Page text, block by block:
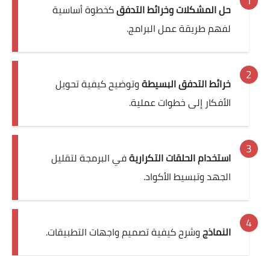
حل المشكلات وخرائط التدفقكخطوة أساسية
لفهم طريقة عمل البرامج.
خرائط التدفق البسيطةوتوضيح كيفية تحويل
الأفكار إلى خطوات عملية.
استخدام الحلقات التكراريةفي البرمجة لتقليل
الجهد وتبسيط الأكواد.
النماذجوشرح كيفية تصميم واجهات التطبيقات.